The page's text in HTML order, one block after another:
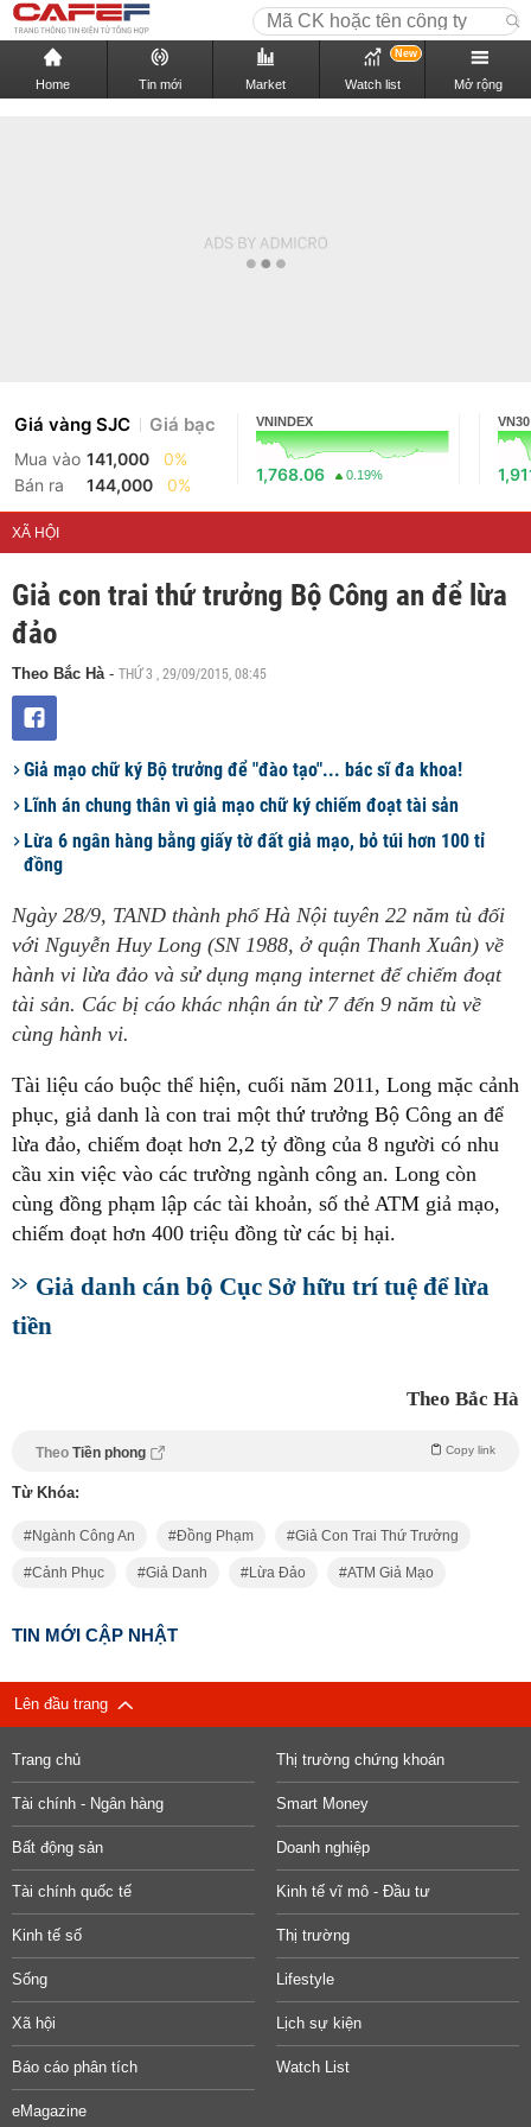
Home Tin mới Market Watch list
New
Mở rộng
Giá vàng SJC Giá bạc
Mua vào 141,000
0%
Bán ra
144,000 0%
VNINDEX
1,768.06 0.19%
VN30
XÃ HỘI
Giả con trai thứ trưởng Bộ Công an để lừa
đảo
Theo Bắc Hà- THỨ 3 , 29/09/2015, 08:45
Giả mạo chữ ký Bộ trưởng để "đào tạo"... bác sĩ đa khoa!
Lĩnh án chung thân vì giả mạo chữ ký chiếm đoạt tài sản
Lừa 6 ngân hàng bằng giấy tờ đất giả mạo, bỏ túi hơn 100 tỉ
đồng
Ngày 28/9, TAND thành phố Hà Nội tuyên 22 năm tù đối
với Nguyễn Huy Long (SN 1988, ở quận Thanh Xuân) về
hành vi lừa đảo và sử dụng mạng internet để chiếm đoạt
tài sản. Các bị cáo khác nhận án từ 7 đến 9 năm tù về
cùng hành vi.
Tài liệu cáo buộc thể hiện, cuối năm 2011, Long mặc cảnh
phục, giả danh là con trai một thứ trưởng Bộ Công an để
lừa đảo, chiếm đoạt hơn 2,2 tỷ đồng của 8 người có nhu
cầu xin việc vào các trường ngành công an. Long còn
cùng đồng phạm lập các tài khoản, số thẻ ATM giả mạo,
chiếm đoạt hơn 400 triệu đồng từ các bị hại.
Giả danh cán bộ Cục Sở hữu trí tuệ để lừa
tiền
Theo Bắc Hà
Theo Tiền phong Copy link
Từ Khóa:
Ngành Công An Đồng Phạm Giả Con Trai Thứ Trưởng
Cảnh Phục Giả Danh Lừa Đảo ATM Giả Mạo
TIN MỚI CẬP NHẬT
Lên đầu trang
Trang chủ Thị trường chứng khoán
Tài chính - Ngân hàng Smart Money
Bất động sản Doanh nghiệp
Tài chính quốc tế Kinh tế vĩ mô - Đầu tư
Kinh tế số Thị trường
Sống Lifestyle
Xã hội Lịch sự kiện
Báo cáo phân tích Watch List
eMagazine